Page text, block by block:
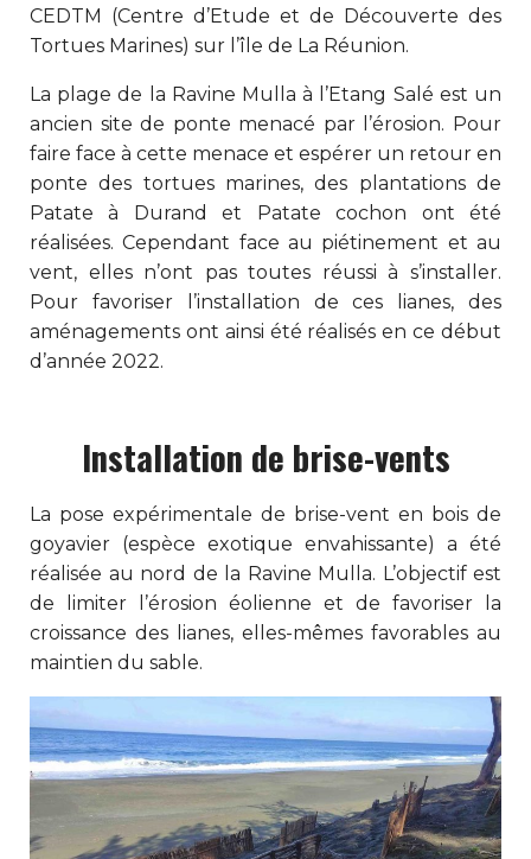
CEDTM (Centre d’Etude et de Découverte des
Tortues Marines) sur l’île de La Réunion.
La plage de la Ravine Mulla à l’Etang Salé est un
ancien site de ponte menacé par l’érosion. Pour
faire face à cette menace et espérer un retour en
ponte des tortues marines, des plantations de
Patate à Durand et Patate cochon ont été
réalisées. Cependant face au piétinement et au
vent, elles n’ont pas toutes réussi à s’installer.
Pour favoriser l’installation de ces lianes, des
aménagements ont ainsi été réalisés en ce début
d’année 2022.
Installation de brise-vents
La pose expérimentale de brise-vent en bois de
goyavier (espèce exotique envahissante) a été
réalisée au nord de la Ravine Mulla. L’objectif est
de limiter l’érosion éolienne et de favoriser la
croissance des lianes, elles-mêmes favorables au
maintien du sable.